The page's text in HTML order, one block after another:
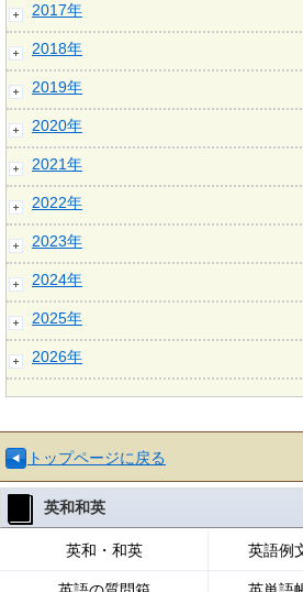
2017年
2018年
2019年
2020年
2021年
2022年
2023年
2024年
2025年
2026年
トップページに戻る
英和和英
英和・和英 英語例